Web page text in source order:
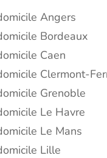
courses
du cadre de vie,
gestion du
(promenades,
Boulogne-
aides à domicile à
Angers
Bordeaux
Caen
Clermont-
Grenoble
Le Havre
Le Mans
Lille